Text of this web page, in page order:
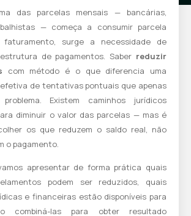
das parcelas mensais — bancárias,
— começa a consumir parcela
faturamento, surge a necessidade de
de pagamentos. Saber reduzir
com método é o que diferencia uma
de tentativas pontuais que apenas
Existem caminhos jurídicos
diminuir o valor das parcelas — mas é
os que reduzem o saldo real, não
o pagamento.
apresentar de forma prática quais
podem ser reduzidos, quais
e financeiras estão disponíveis para
combiná-las para obter resultado